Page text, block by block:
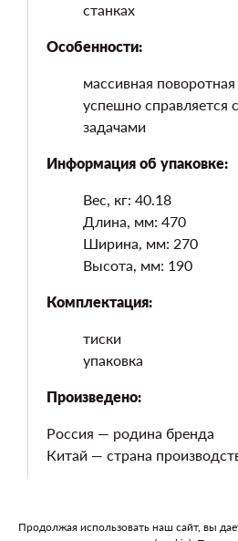
станках
Особенности:
массивная
успешно справляется
задачами
Информация об упаковке:
Вес, кг: 40.18
Длина, мм: 470
Ширина, мм: 270
Высота, мм: 190
Комплектация:
тиски
упаковка
Произведено:
Россия — родина бренда
Китай — страна
Продолжая использовать наш сайт, вы